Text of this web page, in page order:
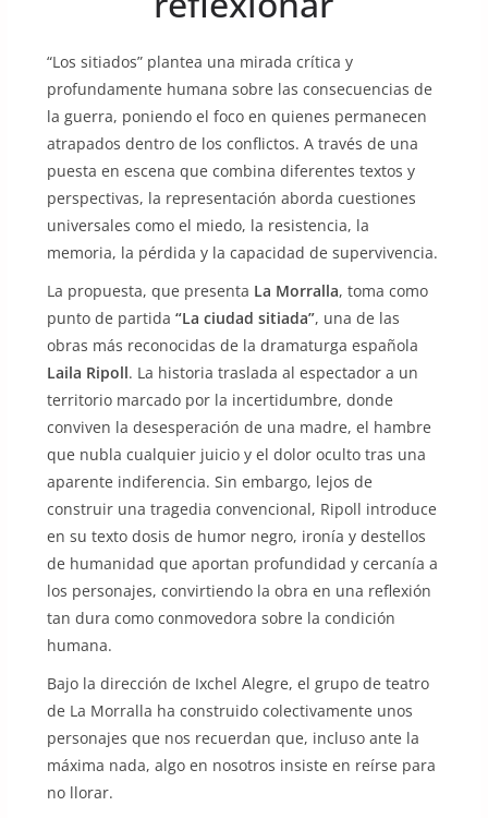
“Los sitiados” plantea una mirada crítica y
profundamente humana sobre las consecuencias de
la guerra, poniendo el foco en quienes permanecen
atrapados dentro de los conflictos. A través de una
puesta en escena que combina diferentes textos y
perspectivas, la representación aborda cuestiones
universales como el miedo, la resistencia, la
memoria, la pérdida y la capacidad de supervivencia.
La propuesta, que presenta La Morralla, toma como
punto de partida “La ciudad sitiada”, una de las
obras más reconocidas de la dramaturga española
Laila Ripoll. La historia traslada al espectador a un
territorio marcado por la incertidumbre, donde
conviven la desesperación de una madre, el hambre
que nubla cualquier juicio y el dolor oculto tras una
aparente indiferencia. Sin embargo, lejos de
construir una tragedia convencional, Ripoll introduce
en su texto dosis de humor negro, ironía y destellos
de humanidad que aportan profundidad y cercanía a
los personajes, convirtiendo la obra en una reflexión
tan dura como conmovedora sobre la condición
humana.
Bajo la dirección de Ixchel Alegre, el grupo de teatro
de La Morralla ha construido colectivamente unos
personajes que nos recuerdan que, incluso ante la
máxima nada, algo en nosotros insiste en reírse para
no llorar.